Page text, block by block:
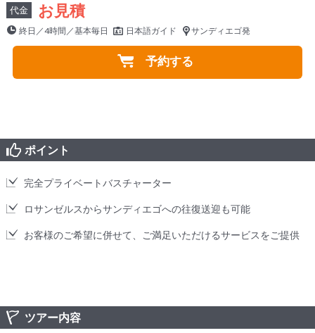
代金 お見積
終日／4時間／基本毎日 日本語ガイド サンディエゴ発
予約する
ポイント
完全プライベートバスチャーター
ロサンゼルスからサンディエゴへの往復送迎も可能
お客様のご希望に併せて、ご満足いただけるサービスをご提供
ツアー内容